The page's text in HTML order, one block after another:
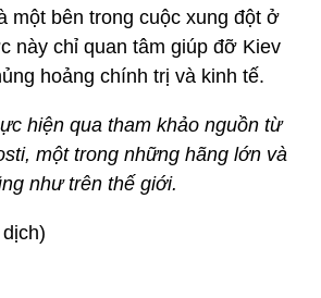
một bên trong cuộc xung đột ở
này chỉ quan tâm giúp đỡ Kiev
hoảng chính trị và kinh tế.
hiện qua tham khảo nguồn từ
một trong những hãng lớn và
như trên thế giới.